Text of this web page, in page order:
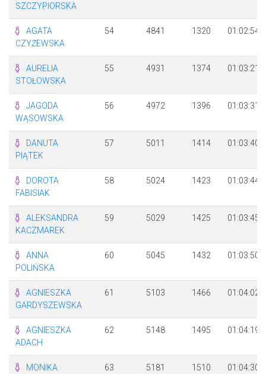
SZCZYPIORSKA
AGATA
CZYŻEWSKA
54 4841 1320 01:02:54
AURELIA
STOŁOWSKA
55 4931 1374 01:03:21
JAGODA
WĄSOWSKA
56 4972 1396 01:03:31
DANUTA
PIĄTEK
57 5011 1414 01:03:40
DOROTA
FABISIAK
58 5024 1423 01:03:44
ALEKSANDRA
KACZMAREK
59 5029 1425 01:03:45
ANNA
POLIŃSKA
60 5045 1432 01:03:50
AGNIESZKA
GARDYSZEWSKA
61 5103 1466 01:04:02
AGNIESZKA
ADACH
62 5148 1495 01:04:19
MONIKA
63 5181 1510 01:04:30